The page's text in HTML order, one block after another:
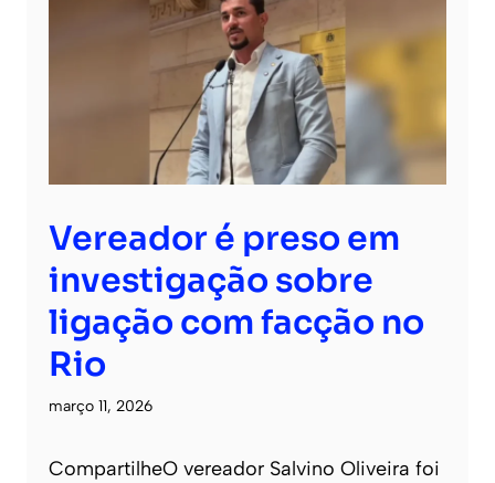
Vereador é preso em
investigação sobre
ligação com facção no
Rio
março 11, 2026
CompartilheO vereador Salvino Oliveira foi